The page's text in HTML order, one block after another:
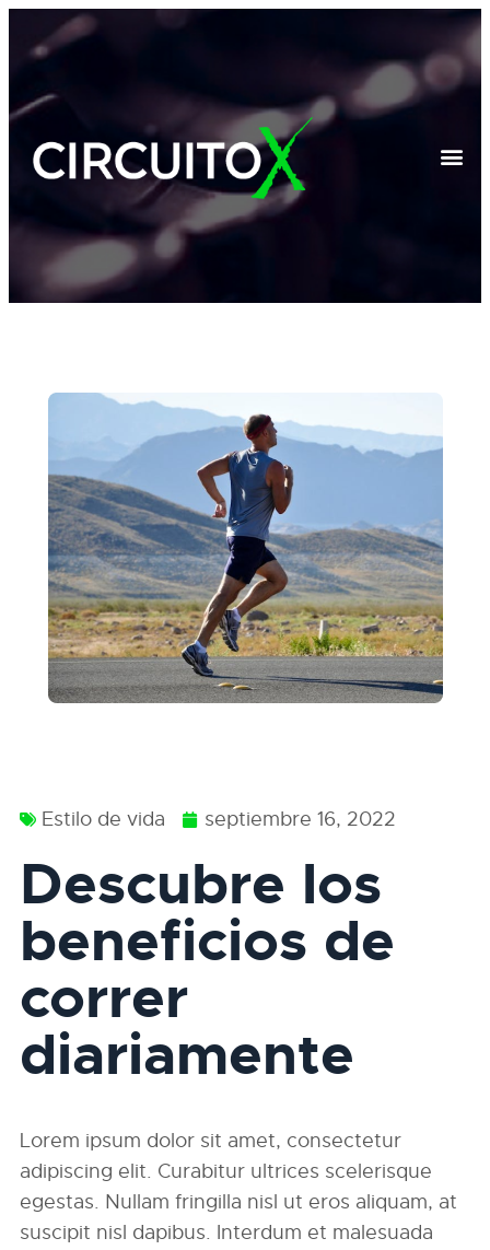
Estilo de vida septiembre 16, 2022
Descubre los
beneficios de
correr
diariamente
Lorem ipsum dolor sit amet, consectetur
adipiscing elit. Curabitur ultrices scelerisque
egestas. Nullam fringilla nisl ut eros aliquam, at
suscipit nisl dapibus. Interdum et malesuada